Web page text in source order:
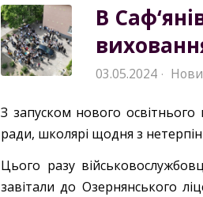
В
03.05.2024 ·
З запуском нового освітнього
ради, школярі щодня з
Цього разу
завітали до Озернянського